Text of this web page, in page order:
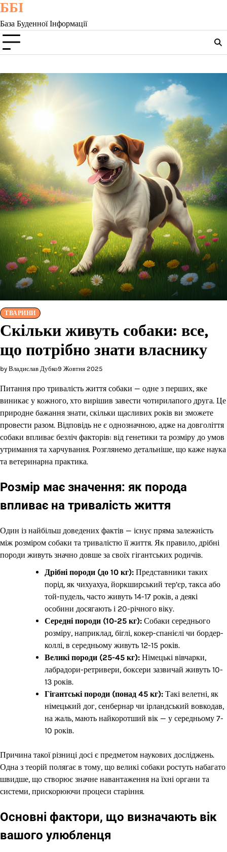
Skip
content
ББІ
База Буденної Інформації
ТВАРИНИ
Скільки живуть собаки: все,
що потрібно знати власнику
by Владислав Дубко9 Жовтня 2025
Питання про тривалість життя собаки — одне з перших, яке
виникає у кожного, хто вирішив завести чотирилапого друга. Це
природне бажання знати, скільки щасливих років ви зможете
провести разом. Відповідь не є однозначною, адже на довголіття
собаки впливає безліч факторів: від генетики та розміру до умов
утримання та харчування. Розглянемо детальніше, що каже наука
та ветеринарна практика.
Розмір має значення: як порода
впливає на тривалість життя
Один із найбільш доведених фактів — існує пряма залежність
між розміром собаки та тривалістю її життя. Як правило, дрібні
породи живуть значно довше за своїх гігантських родичів.
Дрібні породи (до 10 кг): Представники таких
порід, як чихуахуа, йоркширський тер’єр, такса або
той-пудель, часто живуть 14-17 років, а деякі
особини досягають і 20-річного віку.
Середні породи (10-25 кг): Собаки середнього
розміру, наприклад, біглі, кокер-спанієлі чи бордер-
коллі, в середньому живуть 12-15 років.
Великі породи (25-45 кг): Німецькі вівчарки,
лабрадори-ретривери, боксери зазвичай живуть 10-
13 років.
Гігантські породи (понад 45 кг): Такі велетні, як
німецький дог, сенбернар чи ірландський вовкодав,
на жаль, мають найкоротший вік — у середньому 7-
10 років.
Причина такої різниці досі є предметом наукових досліджень.
Одна з теорій полягає в тому, що великі собаки ростуть набагато
швидше, що створює значне навантаження на їхні органи та
системи, прискорюючи процеси старіння.
Основні фактори, що визначають вік
вашого улюбленця